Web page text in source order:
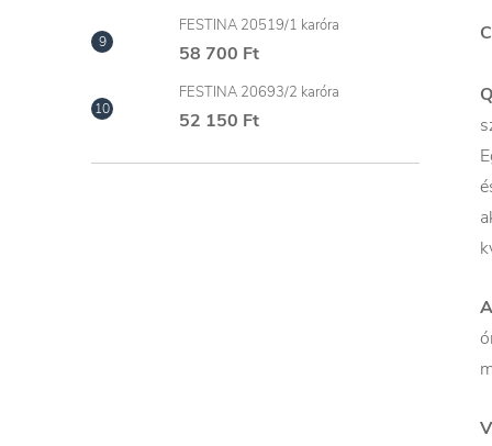
FESTINA 20519/1 karóra
58 700 Ft
FESTINA 20693/2 karóra
52 150 Ft